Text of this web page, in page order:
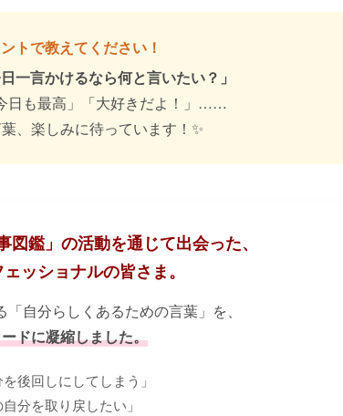
トで教えてください！
一言かけるなら何と言いたい？」
日も最高」「大好きだよ！」……
、楽しみに待っています！✨
鑑」の活動を通じて出会った、
ッショナルの皆さま。
自分らしくあるための言葉」を、
ドに凝縮しました。
を後回しにしてしまう」
自分を取り戻したい」